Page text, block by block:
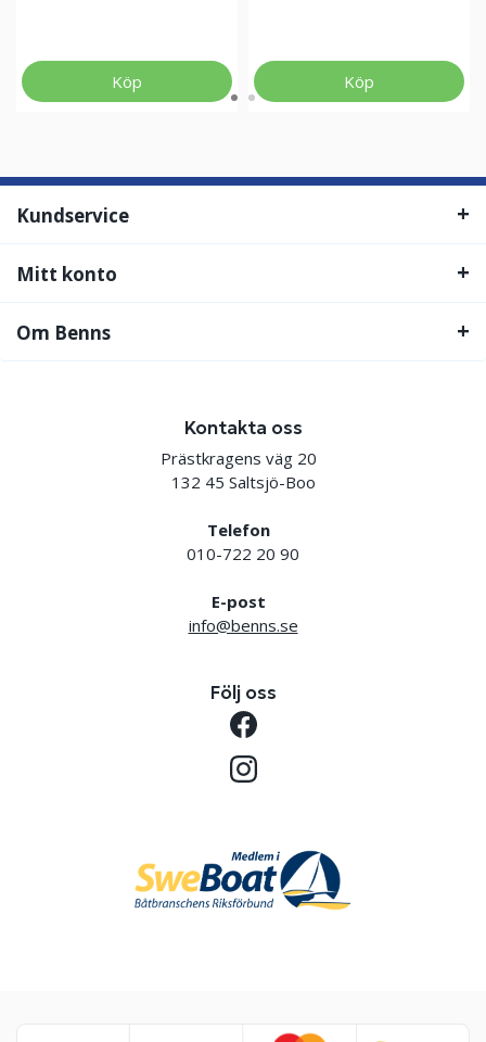
Köp Köp
Kundservice
Mitt konto
Om Benns
Kontakta oss
Prästkragens väg 20
132 45 Saltsjö-Boo
Telefon
010-722 20 90
E-post
info@benns.se
Följ oss